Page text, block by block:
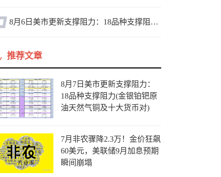
8月6日美市更新支撑阻力：18品种支撑阻力(金银铂钯原油天然气铜及十大货币对)
推荐文章
8月7日美市更新支撑阻力：
18品种支撑阻力(金银铂钯原
油天然气铜及十大货币对)
7月非农骤降2.3万！金价狂飙
60美元，美联储9月加息预期
瞬间崩塌